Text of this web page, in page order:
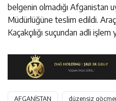
belgenin olmadığı Afganistan
Müdürlüğüne teslim edildi.
Kaçakçılığı suçundan adli işlem
AFGANİSTAN düzensiz